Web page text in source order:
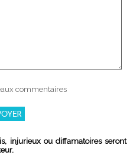
commentaires
injurieux ou diffamatoires seront